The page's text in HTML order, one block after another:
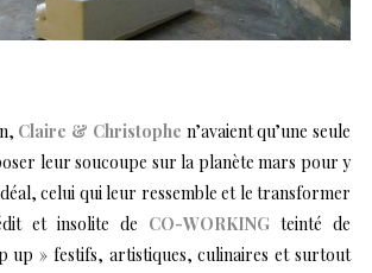
Claire & Christophe n’avaient qu’une seule
leur soucoupe sur la planète mars pour y
celui qui leur ressemble et le transformer
et insolite de CO-WORKING teinté de
up » festifs, artistiques, culinaires et surtout